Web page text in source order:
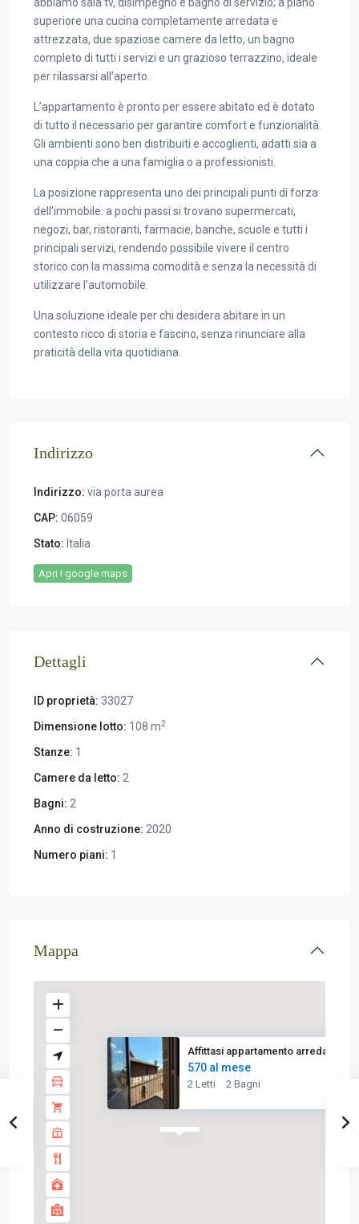
superiore una cucina completamente arredata e
attrezzata, due spaziose camere da letto, un bagno
completo di tutti i servizi e un grazioso terrazzino, ideale
per rilassarsi all’aperto.
L’appartamento è pronto per essere abitato ed è dotato
di tutto il necessario per garantire comfort e funzionalità.
Gli ambienti sono ben distribuiti e accoglienti, adatti sia a
una coppia che a una famiglia o a professionisti.
La posizione rappresenta uno dei principali punti di forza
dell’immobile: a pochi passi si trovano supermercati,
negozi, bar, ristoranti, farmacie, banche, scuole e tutti i
principali servizi, rendendo possibile vivere il centro
storico con la massima comodità e senza la necessità di
utilizzare l’automobile.
Una soluzione ideale per chi desidera abitare in un
contesto ricco di storia e fascino, senza rinunciare alla
praticità della vita quotidiana.
Indirizzo
Indirizzo: via porta aurea
CAP: 06059
Stato: Italia
Apri i google maps
Dettagli
ID proprietà: 33027
Dimensione lotto: 108 m2
Stanze: 1
Camere da letto: 2
Bagni: 2
Anno di costruzione: 2020
Numero piani: 1
Mappa
Affittasi appartamento arredat...
570 al mese
2 Letti 2 Bagni